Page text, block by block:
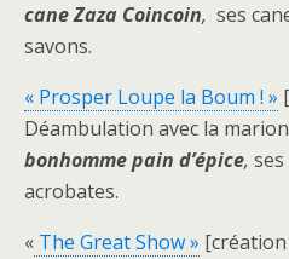
cane Zaza Coincoin, ses
savons.
« Prosper Loupe la Boum ! »
Déambulation avec la
bonhomme pain d’épice,
acrobates.
« The Great Show »